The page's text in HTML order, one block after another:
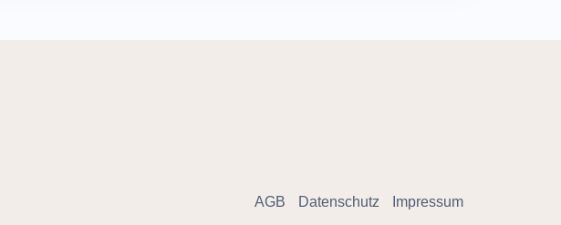
AGB Datenschutz Impressum